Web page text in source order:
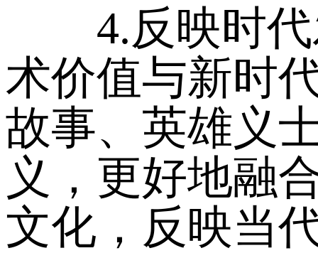
4.反映时代
术价值与新时
故事、英雄义
义，更好地融
文化，反映当